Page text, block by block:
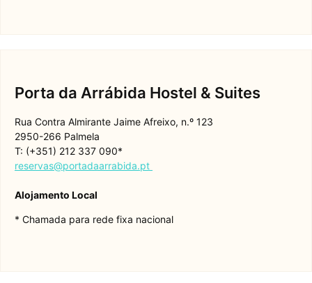
Porta da Arrábida Hostel & Suites
Rua Contra Almirante Jaime Afreixo, n.º 123
2950-266 Palmela
T: (+351) 212 337 090*
reservas@portadaarrabida.pt
Alojamento Local
* Chamada para rede fixa nacional